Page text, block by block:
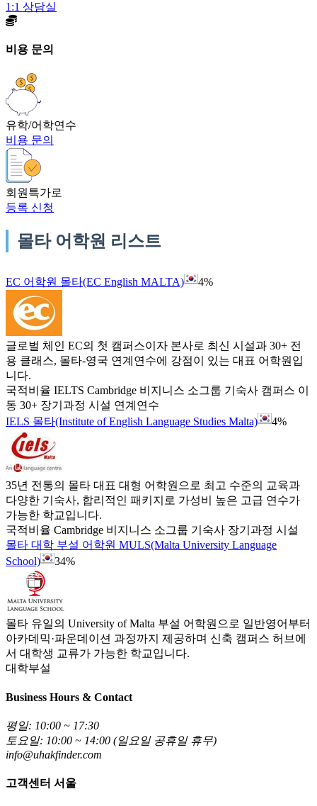
1:1 상담실
비용 문의
유학/어학연수
비용 문의
회원특가로
등록 신청
몰타 어학원 리스트
EC 어학원 몰타(EC English MALTA) 4%
글로벌 체인 EC의 첫 캠퍼스이자 본사로 최신 시설과 30+ 전
용 클래스, 몰타-영국 연계연수에 강점이 있는 대표 어학원입
니다.
국적비율 IELTS Cambridge 비지니스 소그룹 기숙사 캠퍼스 이
동 30+ 장기과정 시설 연계연수
IELS 몰타(Institute of English Language Studies Malta)
4%
35년 전통의 몰타 대표 대형 어학원으로 최고 수준의 교육과
다양한 기숙사, 합리적인 패키지로 가성비 높은 고급 연수가
가능한 학교입니다.
국적비율 Cambridge 비지니스 소그룹 기숙사 장기과정 시설
몰타 대학 부설 어학원 MULS(Malta University Language
School)
34%
몰타 유일의 University of Malta 부설 어학원으로 일반영어부터
아카데믹·파운데이션 과정까지 제공하며 신축 캠퍼스 허브에
서 대학생 교류가 가능한 학교입니다.
대학부설
Business Hours & Contact
평일: 10:00 ~ 17:30
토요일: 10:00 ~ 14:00 (일요일 공휴일 휴무)
info@uhakfinder.com
고객센터 서울